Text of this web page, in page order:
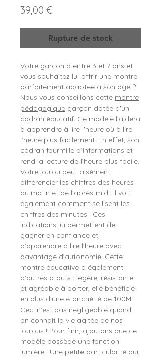
39,00 €Prix
Rupture de stock
Votre garçon a entre 3 et 7 ans et
vous souhaitez lui offrir une montre
parfaitement adaptée à son âge ?
Nous vous conseillons cette montre
pédagogique garçon dotée d'un
cadran éducatif. Ce modèle l’aidera
à apprendre à lire l'heure où à lire
l'heure plus facilement. En effet, son
cadran fourmille d’informations et
rend la lecture de l’heure plus facile.
Votre loulou peut aisément
différencier les chiffres des heures
du matin et de l’après-midi. Il voit
également comment se lisent les
chiffres des minutes ! Ces
indications lui permettent de
gagner en confiance et
d’apprendre à lire l'heure avec
davantage d’autonomie. Cette
montre éducative a également
d’autres atouts : légère, résistante
et agréable à porter, elle bénéficie
en plus d’une étanchéité de 100M.
Ceci n’est pas négligeable quand
on connaît la vie agitée de nos
loulous ! Pour finir, ajoutons que ce
modèle possède une fonction
lumière ! Une petite particularité qui,